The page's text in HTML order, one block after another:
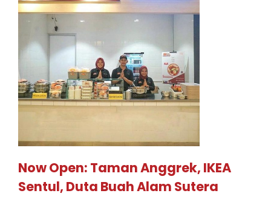
Now Open: Taman Anggrek, IKEA
Sentul, Duta Buah Alam Sutera